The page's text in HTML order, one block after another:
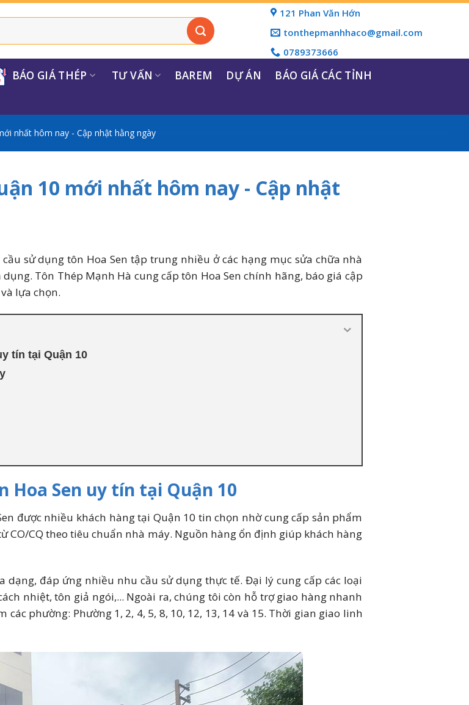
121 Phan Văn Hớn
tonthepmanhhaco@gmail.com
0789373666
BÁO GIÁ THÉP TƯ VẤN BAREM DỰ ÁN
BÁO GIÁ CÁC TỈNH
nhất hôm nay - Cập nhật hằng ngày
10 mới nhất hôm nay - Cập nhật
sử dụng tôn Hoa Sen tập trung nhiều ở các hạng mục sửa chữa nhà
Tôn Thép Mạnh Hà cung cấp tôn Hoa Sen chính hãng, báo giá cập
lựa chọn.
tín tại Quận 10
Quận 10 từ đại lý Mạnh Hà?
Sen tại Q10
nhiêu 1kg?
10 - Giá gốc đại lý
Hoa Sen uy tín tại Quận 10
được nhiều khách hàng tại Quận 10 tin chọn nhờ cung cấp sản phẩm
CO/CQ theo tiêu chuẩn nhà máy. Nguồn hàng ổn định giúp khách hàng
dạng, đáp ứng nhiều nhu cầu sử dụng thực tế. Đại lý cung cấp các loại
nhiệt, tôn giả ngói,... Ngoài ra, chúng tôi còn hỗ trợ giao hàng nhanh
phường: Phường 1, 2, 4, 5, 8, 10, 12, 13, 14 và 15. Thời gian giao linh